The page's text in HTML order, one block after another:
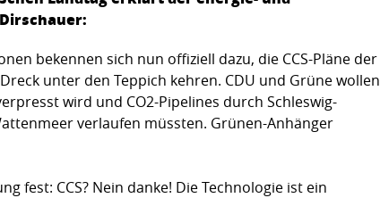
bekennen sich nun offiziell dazu, die CCS-Pläne der
unter den Teppich kehren. CDU und Grüne wollen
wird und CO2-Pipelines durch Schleswig-
verlaufen müssten. Grünen-Anhänger
fest: CCS? Nein danke! Die Technologie ist ein